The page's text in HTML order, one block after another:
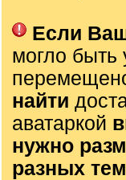
Если
могло быть
найти
аватаркой
нужно
разных